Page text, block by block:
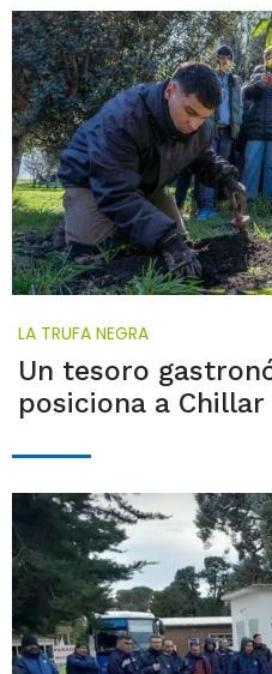
LA TRUFA NEGRA
Un tesoro
posiciona a Chillar